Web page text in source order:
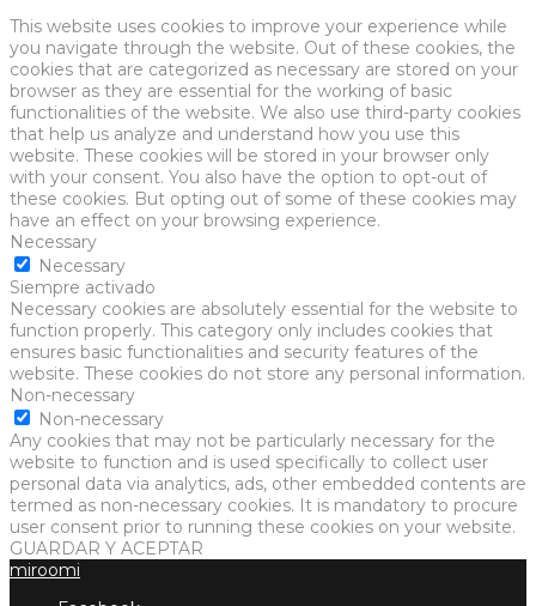
This website uses cookies to improve your experience while
you navigate through the website. Out of these cookies, the
cookies that are categorized as necessary are stored on your
browser as they are essential for the working of basic
functionalities of the website. We also use third-party cookies
that help us analyze and understand how you use this
website. These cookies will be stored in your browser only
with your consent. You also have the option to opt-out of
these cookies. But opting out of some of these cookies may
have an effect on your browsing experience.
Necessary
Necessary
Siempre activado
Necessary cookies are absolutely essential for the website to
function properly. This category only includes cookies that
ensures basic functionalities and security features of the
website. These cookies do not store any personal information.
Non-necessary
Non-necessary
Any cookies that may not be particularly necessary for the
website to function and is used specifically to collect user
personal data via analytics, ads, other embedded contents are
termed as non-necessary cookies. It is mandatory to procure
user consent prior to running these cookies on your website.
GUARDAR Y ACEPTAR
miroomi